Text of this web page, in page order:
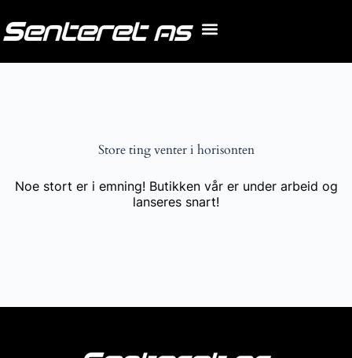
Store ting venter i horisonten
Noe stort er i emning! Butikken vår er under arbeid og
lanseres snart!